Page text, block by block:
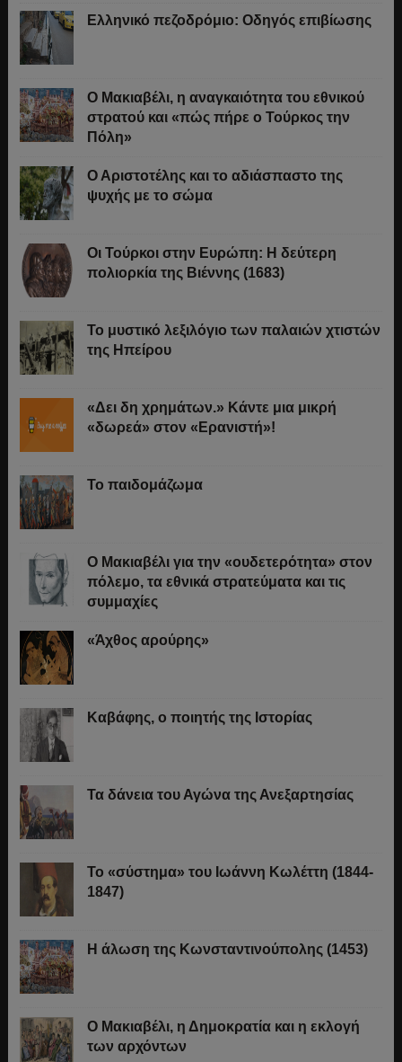
Ελληνικό πεζοδρόμιο: Οδηγός επιβίωσης
Ο Μακιαβέλι, η αναγκαιότητα του εθνικού
στρατού και «πώς πήρε ο Τούρκος την
Πόλη»
Ο Αριστοτέλης και το αδιάσπαστο της
ψυχής με το σώμα
Οι Τούρκοι στην Ευρώπη: Η δεύτερη
πολιορκία της Βιέννης (1683)
Το μυστικό λεξιλόγιο των παλαιών χτιστών
της Ηπείρου
«Δει δη χρημάτων.» Κάντε μια μικρή
«δωρεά» στον «Ερανιστή»!
Το παιδομάζωμα
O Μακιαβέλι για την «ουδετερότητα» στον
πόλεμο, τα εθνικά στρατεύματα και τις
συμμαχίες
«Άχθος αρούρης»
Καβάφης, ο ποιητής της Ιστορίας
Τα δάνεια του Αγώνα της Ανεξαρτησίας
Το «σύστημα» του Ιωάννη Κωλέττη (1844-
1847)
Η άλωση της Κωνσταντινούπολης (1453)
Ο Μακιαβέλι, η Δημοκρατία και η εκλογή
των αρχόντων